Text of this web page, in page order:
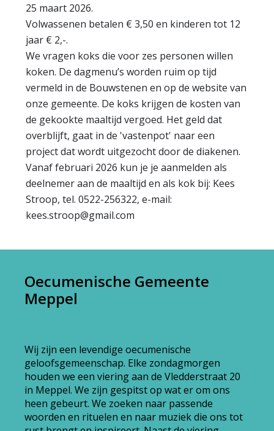
25 maart 2026.
Volwassenen betalen € 3,50 en kinderen tot 12
jaar € 2,-.
We vragen koks die voor zes personen willen
koken. De dagmenu’s worden ruim op tijd
vermeld in de Bouwstenen en op de website van
onze gemeente. De koks krijgen de kosten van
de gekookte maaltijd vergoed. Het geld dat
overblijft, gaat in de 'vastenpot' naar een
project dat wordt uitgezocht door de diakenen.
Vanaf februari 2026 kun je je aanmelden als
deelnemer aan de maaltijd en als kok bij: Kees
Stroop, tel. 0522-256322, e-mail:
kees.stroop@gmail.com
Oecumenische Gemeente
Meppel
Wij zijn een levendige oecumenische
geloofsgemeenschap. Elke zondagmorgen
houden we een viering aan de Vledderstraat 20
in Meppel. We zijn gespitst op wat er om ons
heen gebeurt. We zoeken naar passende
woorden en rituelen en naar muziek die ons tot